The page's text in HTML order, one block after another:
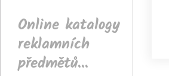
Online katalogy
reklamních
předmětů...